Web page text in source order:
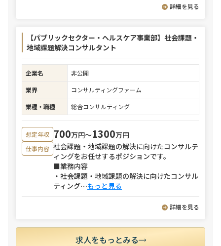
詳細を見る
【パブリックセクター・ヘルスケア事業部】社会課題・
地域課題解決コンサルタント
企業名
非公開
業界
コンサルティングファーム
業種・職種
総合コンサルティング
想定年収 700万円〜1300万円
仕事内容 社会課題・地域課題の解決に向けたコンサルテ
ィングをお任せするポジションです。
■業務内容
・社会課題・地域課題の解決に向けたコンサル
ティング⋯もっと見る
詳細を見る
求人をもっとみる